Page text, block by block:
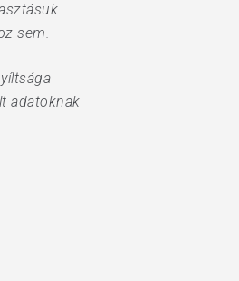
sem.
adatoknak